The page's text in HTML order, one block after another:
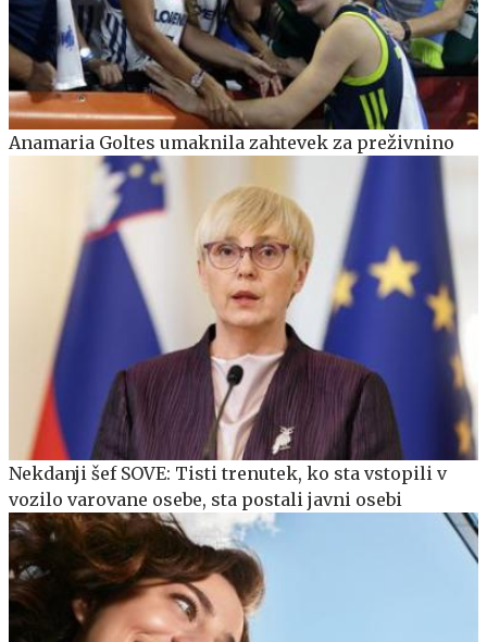
Anamaria Goltes umaknila zahtevek za preživnino
Nekdanji šef SOVE: Tisti trenutek, ko sta vstopili v
vozilo varovane osebe, sta postali javni osebi